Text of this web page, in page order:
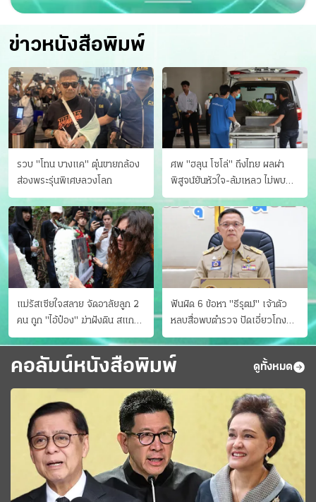
ข่าวหนังสือพิมพ์
รวบ "โทน บางแค" ตุ๋นขายกล้อง
ส่องพระรุ่นพิเศษลวงโลก
ศพ "ฮลุน โซโล่" ถึงไทย ผลผ่า
พิสูจน์ยันหัวใจ-ล้มเหลว ไม่พบ
บาดแผล
แม่รัสเซียใจสลาย จัดอาลัยลูก 2
คน ถูก "ไอ้ป๋อง" ฆ่าฝังดิน สแกน
ไม่มีศพเพิ่ม
ฟันผิด 6 ข้อหา "ธีรุตม์" เจ้าตัว
หลบสื่อพบตำรวจ ปัดเอี่ยวโกง
สอบท้องถิ่น จ่อบี้รํ่ารวยมากปกติ
คอลัมน์หนังสือพิมพ์ ดูทั้งหมด